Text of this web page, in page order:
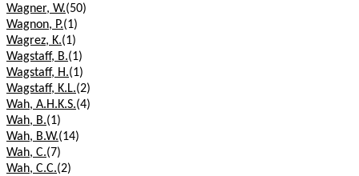
Wagner, W.(50)
Wagnon, P.(1)
Wagrez, K.(1)
Wagstaff, B.(1)
Wagstaff, H.(1)
Wagstaff, K.L.(2)
Wah, A.H.K.S.(4)
Wah, B.(1)
Wah, B.W.(14)
Wah, C.(7)
Wah, C.C.(2)